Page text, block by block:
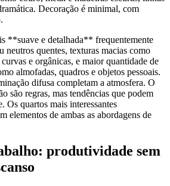
Decoração é minimal, com
**suave e detalhada** frequentemente
neutros quentes, texturas macias como
e orgânicas, e maior quantidade de
almofadas, quadros e objetos pessoais.
difusa completam a atmosfera. O
são regras, mas tendências que podem
Os quartos mais interessantes
elementos de ambas as abordagens de
produtividade sem